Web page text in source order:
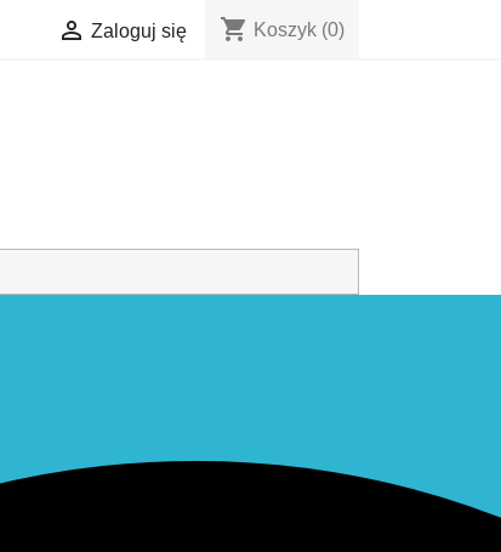
 Zaloguj się shopping_cart Koszyk (0)